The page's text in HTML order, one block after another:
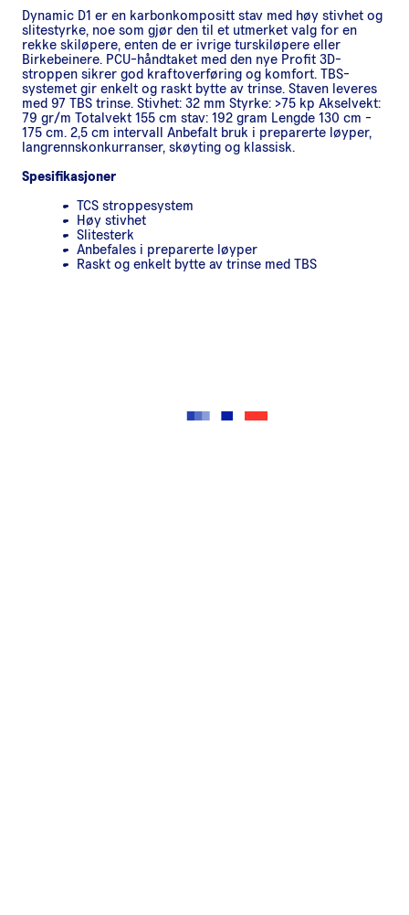
Dynamic D1 er en karbonkompositt stav med høy stivhet og
slitestyrke, noe som gjør den til et utmerket valg for en
rekke skiløpere, enten de er ivrige turskiløpere eller
Birkebeinere. PCU-håndtaket med den nye Profit 3D-
stroppen sikrer god kraftoverføring og komfort. TBS-
systemet gir enkelt og raskt bytte av trinse. Staven leveres
med 97 TBS trinse. Stivhet: 32 mm Styrke: >75 kp Akselvekt:
79 gr/m Totalvekt 155 cm stav: 192 gram Lengde 130 cm -
175 cm. 2,5 cm intervall Anbefalt bruk i preparerte løyper,
langrennskonkurranser, skøyting og klassisk.
Spesifikasjoner
TCS stroppesystem
Høy stivhet
Slitesterk
Anbefales i preparerte løyper
Raskt og enkelt bytte av trinse med TBS